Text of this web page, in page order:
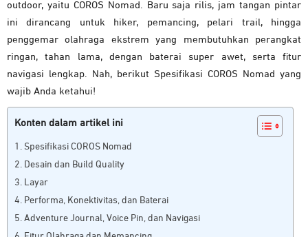
outdoor, yaitu COROS Nomad. Baru saja rilis, jam tangan pintar
ini dirancang untuk hiker, pemancing, pelari trail, hingga
penggemar olahraga ekstrem yang membutuhkan perangkat
ringan, tahan lama, dengan baterai super awet, serta fitur
navigasi lengkap. Nah, berikut Spesifikasi COROS Nomad yang
wajib Anda ketahui!
Konten dalam artikel ini
Spesifikasi COROS Nomad
Desain dan Build Quality
Layar
Performa, Konektivitas, dan Baterai
Adventure Journal, Voice Pin, dan Navigasi